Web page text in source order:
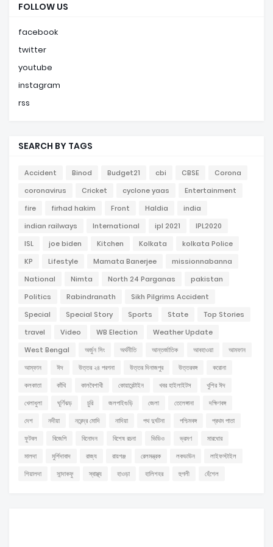
FOLLOW US
facebook
twitter
youtube
instagram
rss
SEARCH BY TAGS
Accident Binod Budget21 cbi CBSE
Corona
coronavirus
Cricket cyclone yaas
Entertainment
fire
firhad hakim Front Haldia
india
indian railways
International ipl 2021
IPL2020
ISL
joe biden Kitchen Kolkata
kolkata Police
KP
Lifestyle Mamata Banerjee
missionnabanna
National
Nimta North 24 Parganas
pakistan
Politics
Rabindranath
Sikh Pilgrims Accident
Special
Special Story Sports State
Top Stories
travel
Video WB Election
Weather Update
West Bengal
অর্জুন সিং অর্থনীতি আন্তর্জাতিক আবহাওয়া
আমফান
আম্ফান
ঈদ উত্তর ২৪ পরগনা উত্তর দিনাজপুর উত্তরবঙ্গ
করোনা
কলকাতা
কাঁথি কালবৈশাখী কোয়ারেন্টাইন খবর হাইলাইটস
খুশির ঈদ
খেলাধুলা
ঘূর্ণিঝড় চুরি জলপাইগুড়ি জেলা তেলেঙ্গানা
দক্ষিণবঙ্গ
দেশ
নদীয়া নরেন্দ্র মোদি নাদিয়া পথ দুর্ঘটনা পশ্চিমবঙ্গ
প্রথম পাতা
ফুটবল
বিজেপি বিনোদন বিশেষ রচনা ভিডিও ভ্রমণ
মারধোর
মালদা
মুর্শিদাবাদ রাজ্য রায়গঞ্জ রেলমন্ত্রক লকডাউন
লাইফস্টাইল
শিয়ালদা
সান্দাকফু স্বাস্থ্য হাওড়া হালিশহর হুগলী হেঁশেল